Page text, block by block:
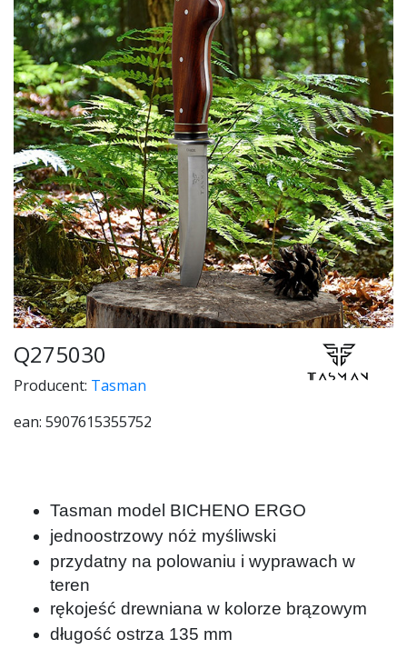
Q275030
Producent: Tasman
ean: 5907615355752
Tasman model BICHENO ERGO
jednoostrzowy nóż myśliwski
przydatny na polowaniu i wyprawach w
teren
rękojeść drewniana w kolorze brązowym
długość ostrza 135 mm